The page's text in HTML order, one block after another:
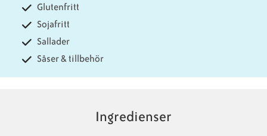
Glutenfritt
Sojafritt
Sallader
Såser & tillbehör
Ingredienser